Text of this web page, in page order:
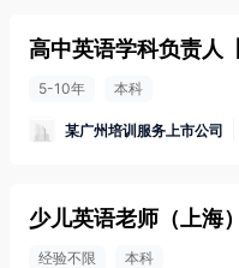
高中英语学科负责人
5-10年 本科
某广州培训服务上市公司
少儿英语老师（上海）
经验不限 本科